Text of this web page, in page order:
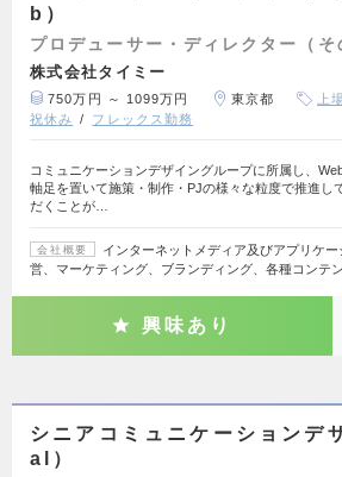
b）
プロデューサー・ディレクター（そ
株式会社タイミー
750万円 ～ 1099万円 東京都 上
祝休み
フレックス勤務
コミュニケーションデザイングループに所属し、
軸足を置いて施策・制作・PJの様々な粒度で推進し
だくことが…
会社概要
インターネットメディア及びアプリケ
営、マーケティング、ブランディング、各種コンテ
興味あり
シニアコミュニケーションデ
al）